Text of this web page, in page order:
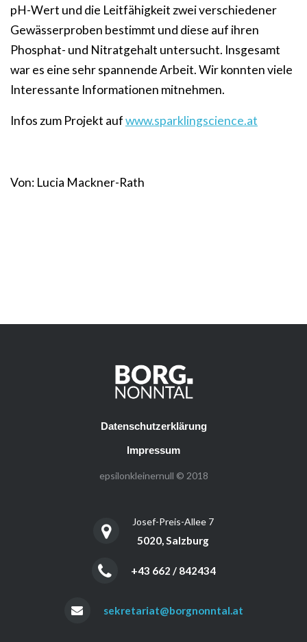
pH-Wert und die Leitfähigkeit zwei verschiedener
Gewässerproben bestimmt und diese auf ihren
Phosphat- und Nitratgehalt untersucht. Insgesamt
war es eine sehr spannende Arbeit. Wir konnten viele
Interessante Informationen mitnehmen.
Infos zum Projekt aufwww.sparklingscience.at
Von: Lucia Mackner-Rath
Datenschutzerklärung
Impressum
epsilonkleinernull © 2018
Josef-Preis-Allee 7
5020, Salzburg
+43 662 / 842434
sekretariat@borgnonntal.at